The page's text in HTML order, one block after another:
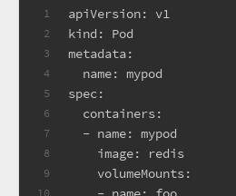
1
2
3
4
5
6
7
8
9
10
apiVersion: v1
kind: Pod
metadata:
  name: mypod
spec:
  containers:
  - name: mypod
    image: redis
    volumeMounts: